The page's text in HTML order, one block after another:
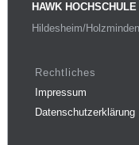
HAWK
Hildesheim/
Rechtliches
Impressum
Datenschutzerklärung